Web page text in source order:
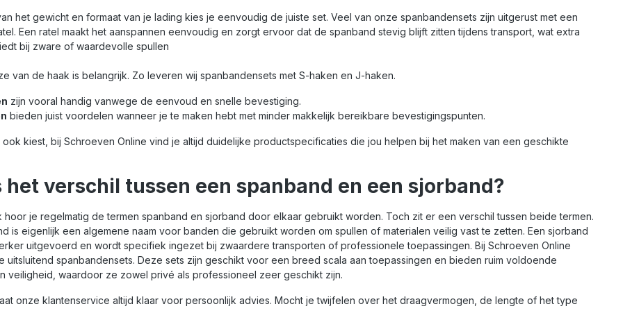
je de band snel
bevestigen
of
Zo ga je
voorbereid op
van 500
van
ladingen J-
extra stevige en
slijtvast
langdurig
lang: 5 meter
cm breed voor
De
is de
voor
bouwmaterialen. De
praktische S-haak maakt
aanhangwagens, auto’s,
fietsenrekken en meer. Zo
voorbereid op pad!
Voordelen: Betrouwbaar:
kg en breeksterkte van
lichte én zwaardere
ladingen S-haak voor
bevestiging Slijtvast en
duurzaam materiaal
Compact formaat: 2,5
meter lang en 2,5 cm
breed De CAT 2-delige
spanbandenset is de
ideale keuze voor
iedereen die veilig, snel en
diverse objecten, zoals
bagage, meubels of
fietsenrekken en meer.
zekerheid en gemak wil
draagvermogen van 180
kg en breeksterkte van
veiligheid Geschikt voor
zowel lichte als zwaardere
ladingen S-haak voor
snelle en eenvoudige
formaat: 3 meter lang en
2,5 cm breed De CAT 2-
het gewicht en formaat van je lading kies je eenvoudig de juiste set. Veel van onze spanbandensets zijn uitgerust met een
Een ratel maakt het aanspannen eenvoudig en zorgt ervoor dat de spanband stevig blijft zitten tijdens transport, wat extra
bij zware of waardevolle spullen
van de haak is belangrijk. Zo leveren wij spanbandensets met S-haken en J-haken.
zijn vooral handig vanwege de eenvoud en snelle bevestiging.
bieden juist voordelen wanneer je te maken hebt met minder makkelijk bereikbare bevestigingspunten.
kiest, bij Schroeven Online vind je altijd duidelijke productspecificaties die jou helpen bij het maken van een geschikte
het verschil tussen een spanband en een sjorband?
hoor je regelmatig de termen spanband en sjorband door elkaar gebruikt worden. Toch zit er een verschil tussen beide termen.
is eigenlijk een algemene naam voor banden die gebruikt worden om spullen of materialen veilig vast te zetten. Een sjorband
uitgevoerd en wordt specifiek ingezet bij zwaardere transporten of professionele toepassingen. Bij Schroeven Online
uitsluitend spanbandensets. Deze sets zijn geschikt voor een breed scala aan toepassingen en bieden ruim voldoende
veiligheid, waardoor ze zowel privé als professioneel zeer geschikt zijn.
onze klantenservice altijd klaar voor persoonlijk advies. Mocht je twijfelen over het draagvermogen, de lengte of het type